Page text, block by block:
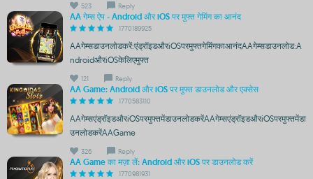
523 Reply
AA गेम्स ऐप - Android और iOS पर मुफ्त गेमिंग का आनंद
1770189925
AAगेम्सडाउनलोडकरें:एंड्रॉइडऔरiOSपरमुफ्तगेमिंगकाआनंदAAगेम्सडाउनलोड:A
ndroidऔरiOSकेलिएमुफ्त
121 Reply
AA Game: Android और iOS पर मुफ्त डाउनलोड और एक्सेस
1770583110
AAगेम्सएंड्रॉइडऔरiOSपरमुफ्तमेंडाउनलोडकरेंAAगेम्सएंड्रॉइडऔरiOSपरमुफ्तमेंडा
उनलोडकरेंAAGame
326 Reply
AA Game का मज़ा लें: Android और iOS पर डाउनलोड करें
1770981931